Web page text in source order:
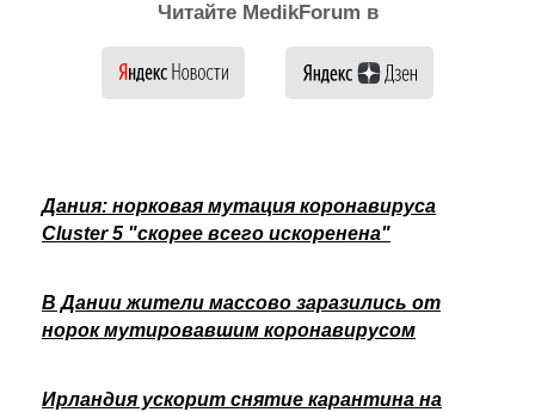
Читайте MedikForum в
Дания: норковая мутация коронавируса
Cluster 5 "скорее всего искоренена"
В Дании жители массово заразились от
норок мутировавшим коронавирусом
Ирландия ускорит снятие карантина на